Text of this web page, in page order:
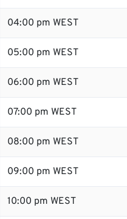
04:00 pm WEST
05:00 pm WEST
06:00 pm WEST
07:00 pm WEST
08:00 pm WEST
09:00 pm WEST
10:00 pm WEST